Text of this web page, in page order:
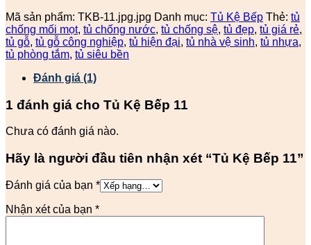
Mã sản phẩm: TKB-11.jpg.jpg Danh mục: Tủ Kệ Bếp Thẻ: tủ
chống mối mọt, tủ chống nước, tủ chống sệ, tủ đẹp, tủ giá rẻ,
tủ gỗ, tủ gỗ công nghiệp, tủ hiện đại, tủ nhà vệ sinh, tủ nhựa,
tủ phòng tắm, tủ siêu bền
Đánh giá (1)
1 đánh giá cho Tủ Kệ Bếp 11
Chưa có đánh giá nào.
Hãy là người đầu tiên nhận xét “Tủ Kệ Bếp 11”
Đánh giá của bạn *
Nhận xét của bạn *